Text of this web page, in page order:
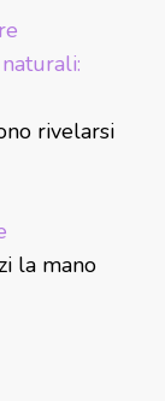
rivelarsi
la mano